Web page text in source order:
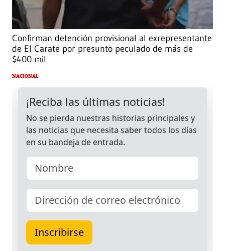
Confirman detención provisional al exrepresentante
de El Carate por presunto peculado de más de
$400 mil
NACIONAL